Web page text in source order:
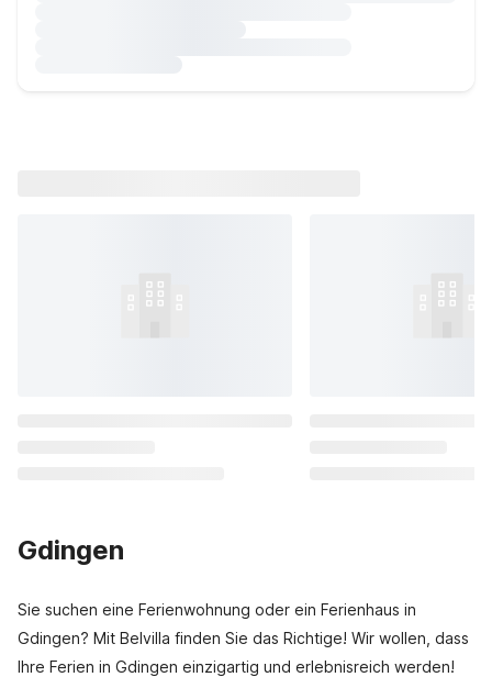
Gdingen
Sie suchen eine Ferienwohnung oder ein Ferienhaus in
Gdingen? Mit Belvilla finden Sie das Richtige! Wir wollen, dass
Ihre Ferien in Gdingen einzigartig und erlebnisreich werden!